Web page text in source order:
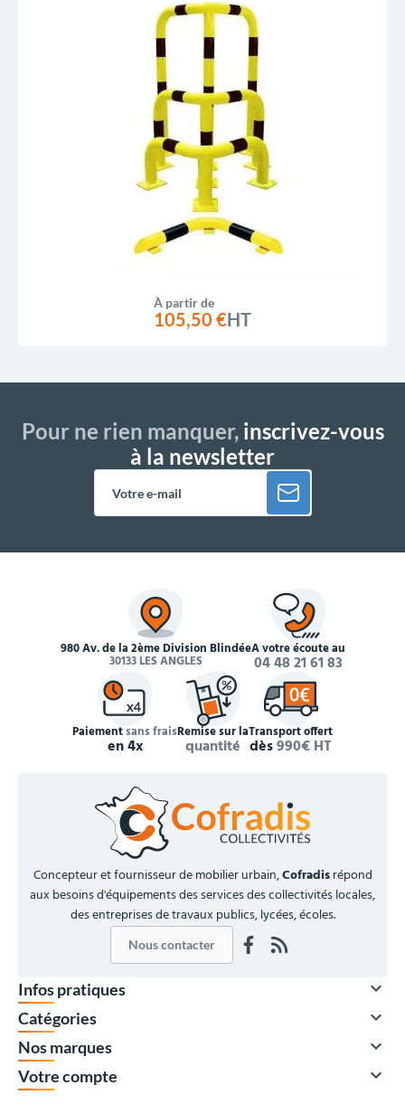
À partir de
105,50 €HT
Pour ne rien manquer,inscrivez-vous
à la newsletter
980 Av. de la 2ème Division Blindée
30133 LES ANGLES
À votre écoute au
04 48 21 61 83
Paiementsans frais
en 4x
Remise sur la
quantité
Transport offert
dès990€ HT
Concepteur et fournisseur de mobilier urbain,Cofradisrépond
aux besoins d'équipements des services des collectivités locales,
des entreprises de travaux publics, lycées, écoles.
Nous contacter
Infos pratiques 
Catégories 
Nos marques 
Votre compte 